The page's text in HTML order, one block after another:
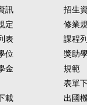
訊
定
表
位
金
載
招生
修業
課程
獎助
規範
表單
出國